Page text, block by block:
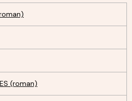
(roman)